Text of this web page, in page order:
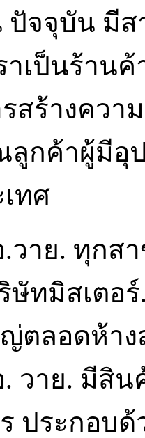
จจุบัน มีส
าเป็นร้า
สร้างควา
กค้าผู้มีอุ
ทศ
.วาย. ทุกส
ษัทมิสเตอ
ตลอดห้า
. วาย. มีสิ
ร ประกอบ